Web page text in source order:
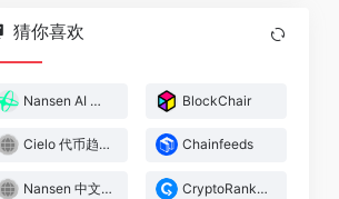
猜你喜欢
Nansen AI 投资分析 BlockChair
Cielo 代币趋势发现平台 Chainfeeds
Nansen 中文社区 CryptoRank打新信息平台